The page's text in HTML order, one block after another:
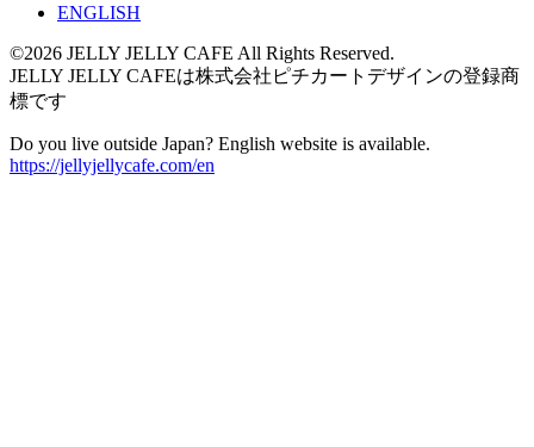
ENGLISH
©2026 JELLY JELLY CAFE All Rights Reserved.
JELLY JELLY CAFEは株式会社ピチカートデザインの登録商
標です
Do you live outside Japan? English website is available.
https://jellyjellycafe.com/en